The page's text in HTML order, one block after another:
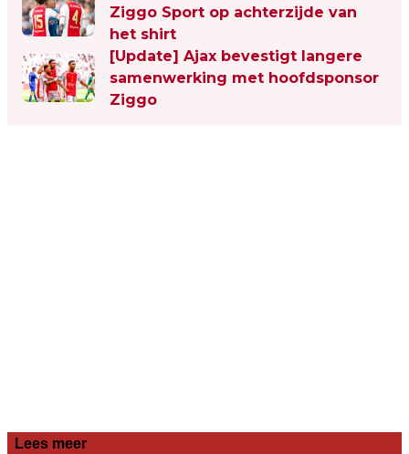
Ziggo Sport op achterzijde van
het shirt
[Update] Ajax bevestigt langere
samenwerking met hoofdsponsor
Ziggo